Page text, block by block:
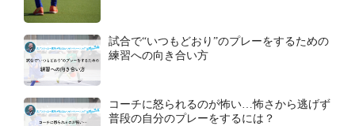
試合で“いつもどおり”のプレーをするための
練習への向き合い方
コーチに怒られるのが怖い…怖さから逃げず
普段の自分のプレーをするには？